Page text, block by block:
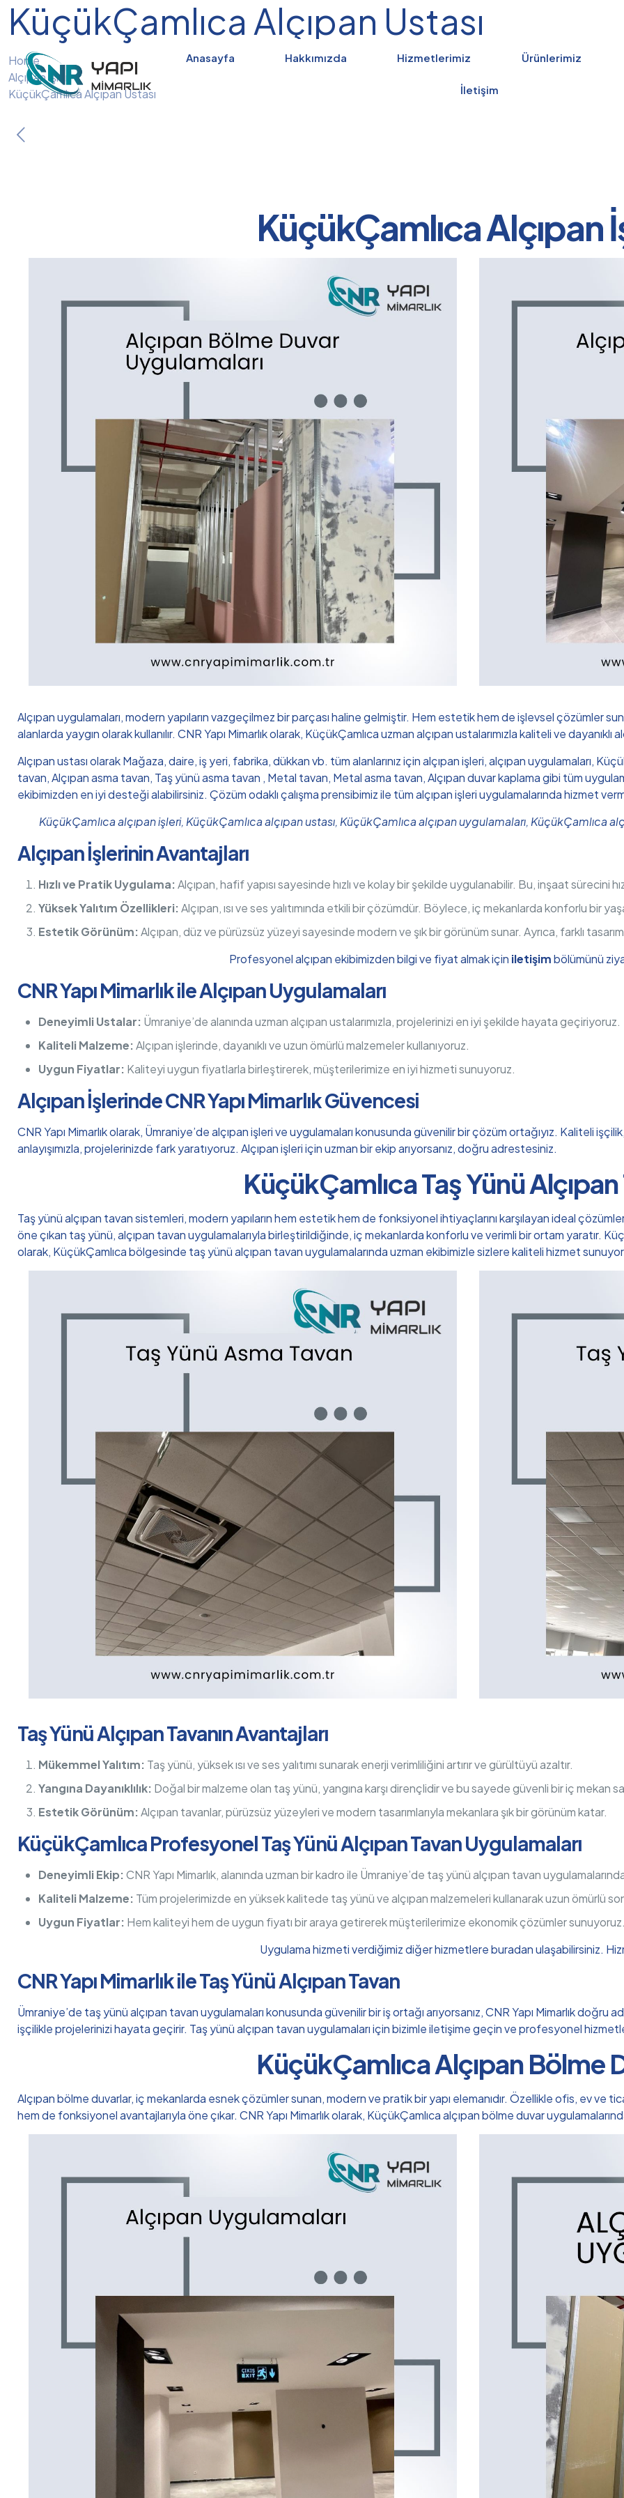
Anasayfa Hakkımızda Hizmetlerimiz Ürünlerimiz
İletişim
KüçükÇamlıca Alçıpan Ustası
Home
Alçıpan İşleri
KüçükÇamlıca Alçıpan Ustası
KüçükÇamlıca Alçıpan
Alçıpan uygulamaları, modern yapıların vazgeçilmez bir parçası haline gelmiştir. Hem estetik hem de işlevsel çözümler
alanlarda yaygın olarak kullanılır. CNR Yapı Mimarlık olarak, KüçükÇamlıca uzman alçıpan ustalarımızla kaliteli ve dayanıklı
Alçıpan ustası olarak Mağaza, daire, iş yeri, fabrika, dükkan vb. tüm alanlarınız için alçıpan işleri, alçıpan uygulamaları,
tavan, Alçıpan asma tavan, Taş yünü asma tavan , Metal tavan, Metal asma tavan, Alçıpan duvar kaplama gibi tüm
ekibimizden en iyi desteği alabilirsiniz. Çözüm odaklı çalışma prensibimiz ile tüm alçıpan işleri uygulamalarında hizmet
KüçükÇamlıca alçıpan işleri, KüçükÇamlıca alçıpan ustası, KüçükÇamlıca alçıpan uygulamaları, KüçükÇamlıca
Alçıpan İşlerinin Avantajları
Hızlı ve Pratik Uygulama:Alçıpan, hafif yapısı sayesinde hızlı ve kolay bir şekilde uygulanabilir. Bu, inşaat sürecini
Yüksek Yalıtım Özellikleri:Alçıpan, ısı ve ses yalıtımında etkili bir çözümdür. Böylece, iç mekanlarda konforlu bir
Estetik Görünüm:Alçıpan, düz ve pürüzsüz yüzeyi sayesinde modern ve şık bir görünüm sunar. Ayrıca, farklı
Profesyonel alçıpan ekibimizden bilgi ve fiyat almak için iletişim bölümünü
CNR Yapı Mimarlık ile Alçıpan Uygulamaları
Deneyimli Ustalar: Ümraniye’de alanında uzman alçıpan ustalarımızla, projelerinizi en iyi şekilde hayata geçiriyoruz.
Kaliteli Malzeme:Alçıpan işlerinde, dayanıklı ve uzun ömürlü malzemeler kullanıyoruz.
Uygun Fiyatlar: Kaliteyi uygun fiyatlarla birleştirerek, müşterilerimize en iyi hizmeti sunuyoruz.
Alçıpan İşlerinde CNR Yapı Mimarlık Güvencesi
CNR Yapı Mimarlık olarak, Ümraniye’de alçıpan işleri ve uygulamaları konusunda güvenilir bir çözüm ortağıyız. Kaliteli
anlayışımızla, projelerinizde fark yaratıyoruz. Alçıpan işleri için uzman bir ekip arıyorsanız, doğru adrestesiniz.
KüçükÇamlıca Taş Yünü
Taş yünü alçıpan tavan sistemleri, modern yapıların hem estetik hem de fonksiyonel ihtiyaçlarını karşılayan ideal
öne çıkan taş yünü, alçıpan tavan uygulamalarıyla birleştirildiğinde, iç mekanlarda konforlu ve verimli bir ortam yaratır.
olarak, KüçükÇamlıca bölgesinde taş yünü alçıpan tavan uygulamalarında uzman ekibimizle sizlere kaliteli hizmet
Taş Yünü Alçıpan Tavanın Avantajları
Mükemmel Yalıtım: Taş yünü, yüksek ısı ve ses yalıtımı sunarak enerji verimliliğini artırır ve gürültüyü azaltır.
Yangına Dayanıklılık: Doğal bir malzeme olan taş yünü, yangına karşı dirençlidir ve bu sayede güvenli bir iç mekan
Estetik Görünüm:Alçıpan tavanlar, pürüzsüz yüzeyleri ve modern tasarımlarıyla mekanlara şık bir görünüm katar.
KüçükÇamlıca Profesyonel Taş Yünü Alçıpan Tavan Uygulamaları
Deneyimli Ekip:CNR Yapı Mimarlık, alanında uzman bir kadro ile Ümraniye’de taş yünü alçıpan tavan
Kaliteli Malzeme: Tüm projelerimizde en yüksek kalitede taş yünü ve alçıpan malzemeleri kullanarak uzun ömürlü
Uygun Fiyatlar: Hem kaliteyi hem de uygun fiyatı bir araya getirerek müşterilerimize ekonomik çözümler
Uygulama hizmeti verdiğimiz diğer hizmetlere buradan ulaşabilirsiniz.
CNR Yapı Mimarlık ile Taş Yünü Alçıpan Tavan
Ümraniye’de taş yünü alçıpan tavan uygulamaları konusunda güvenilir bir iş ortağı arıyorsanız, CNR Yapı Mimarlık doğru
işçilikle projelerinizi hayata geçirir. Taş yünü alçıpan tavan uygulamaları için bizimle iletişime geçin ve profesyonel
KüçükÇamlıca Alçıpan Bölme
Alçıpan bölme duvarlar, iç mekanlarda esnek çözümler sunan, modern ve pratik bir yapı elemanıdır. Özellikle ofis, ev ve
hem de fonksiyonel avantajlarıyla öne çıkar. CNR Yapı Mimarlık olarak, KüçükÇamlıca alçıpan bölme duvar